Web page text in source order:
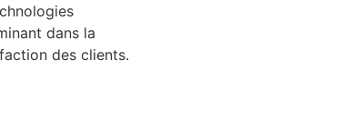
dans la
des clients.